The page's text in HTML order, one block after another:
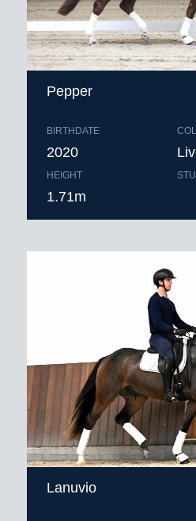
Pepper
BIRTHDATE
2020
HEIGHT
1.71m
Lanuvio